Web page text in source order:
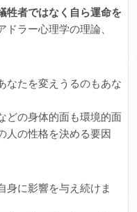
牲者ではなく自ら運命を
ドラー心理学の理論、
なたを変えうるのもあな
どの身体的面も環境的面
人の性格を決める要因
身に影響を与え続けま